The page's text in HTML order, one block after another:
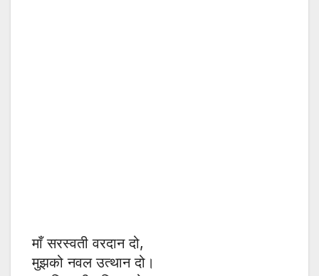
माँ सरस्वती वरदान दो,
मुझको नवल उत्थान दो।